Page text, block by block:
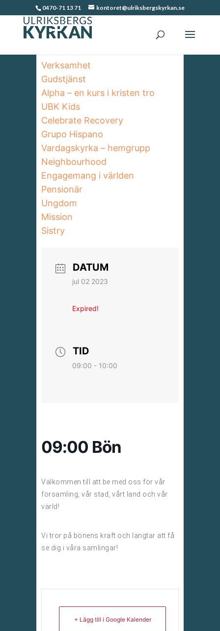
0470-71 13 71 kontoret@ulriksbergskyrkan.se
Verksamhet
Gudstjänst
Alpha – en kurs i kristen tro
UBK Kids
Celebrate Recovery
Grupo Hispano
Vardagskyrka – hemgrupp
Neighbourhood
Engagemang i världen
Pensionär
Ungdom
Mission
Sistry
DATUM
jul 02 2023
Expired!
TID
09:00 - 10:00
09:00 Bön
Välkommen till att be med oss för vår
församling, vår stad, vårt land och vår
värld!
Vi tror på bönens kraft och längtar att få
se dig i våra samlingar!
+ Lägg till i Google Kalender